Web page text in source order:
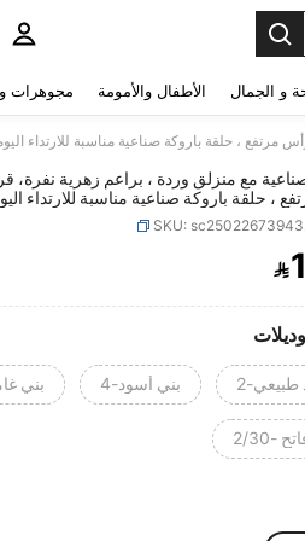
و الجمال الأطفال والأمومة مجوهرات
، حلقة باروكة صناعية مناسبة للارتداء
مع منزلق وردة ، براعم زهرية
، حلقة باروكة صناعية مناسبة للارتداء
SKU:
AND 
طبيعي-2 بني أسود-4 بني
-2/30